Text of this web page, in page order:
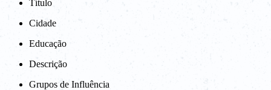
Título
Cidade
Educação
Descrição
Grupos de Influência